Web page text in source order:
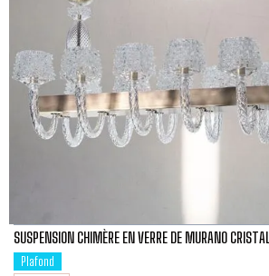
SUSPENSION CHIMÈRE EN VERRE DE MURANO CRISTAL
Plafond